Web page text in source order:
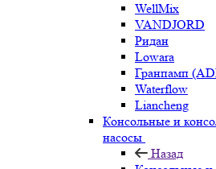
WellMix
VANDJORD
Ридан
Lowara
Гранпамп
Waterflow
Liancheng
Консольные и
насосы
Назад